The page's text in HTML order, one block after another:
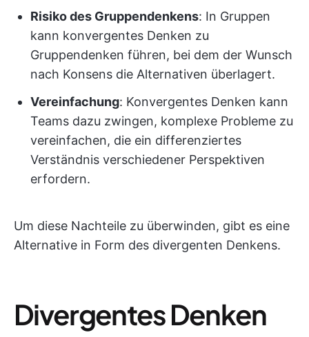
Risiko des Gruppendenkens: In Gruppen
kann konvergentes Denken zu
Gruppendenken führen, bei dem der Wunsch
nach Konsens die Alternativen überlagert.
Vereinfachung: Konvergentes Denken kann
Teams dazu zwingen, komplexe Probleme zu
vereinfachen, die ein differenziertes
Verständnis verschiedener Perspektiven
erfordern.
Um diese Nachteile zu überwinden, gibt es eine
Alternative in Form des divergenten Denkens.
Divergentes Denken